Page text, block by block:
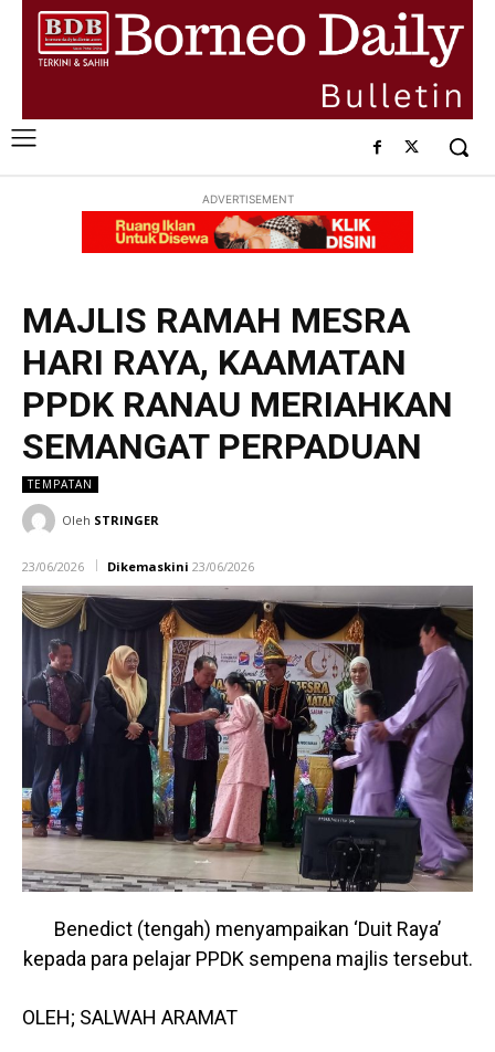
ADVERTISEMENT
MAJLIS RAMAH MESRA
HARI RAYA, KAAMATAN
PPDK RANAU MERIAHKAN
SEMANGAT PERPADUAN
TEMPATAN
Oleh STRINGER
23/06/2026 Dikemaskini 23/06/2026
Benedict (tengah) menyampaikan ‘Duit Raya’
kepada para pelajar PPDK sempena majlis tersebut.
OLEH; SALWAH ARAMAT